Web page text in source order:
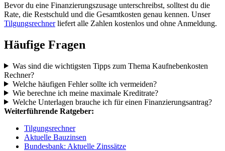
Bevor du eine Finanzierungszusage unterschreibst, solltest du die
Rate, die Restschuld und die Gesamtkosten genau kennen. Unser
Tilgungsrechnerliefert alle Zahlen kostenlos und ohne Anmeldung.
Häufige Fragen
Was sind die wichtigsten Tipps zum Thema Kaufnebenkosten
Rechner?
Welche häufigen Fehler sollte ich vermeiden?
Wie berechne ich meine maximale Kreditrate?
Welche Unterlagen brauche ich für einen Finanzierungsantrag?
Weiterführende Ratgeber:
Tilgungsrechner
Aktuelle Bauzinsen
Bundesbank: Aktuelle Zinssätze